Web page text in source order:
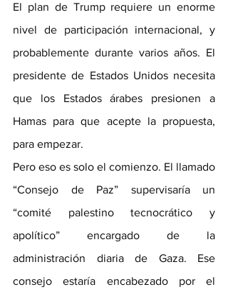
El plan de Trump requiere un enorme
nivel de participación internacional, y
probablemente durante varios años. El
presidente de Estados Unidos necesita
que los Estados árabes presionen a
Hamas para que acepte la propuesta,
para empezar.
Pero eso es solo el comienzo. El llamado
“Consejo de Paz” supervisaría un
“comité palestino tecnocrático y
apolítico” encargado de la
administración diaria de Gaza. Ese
consejo estaría encabezado por el